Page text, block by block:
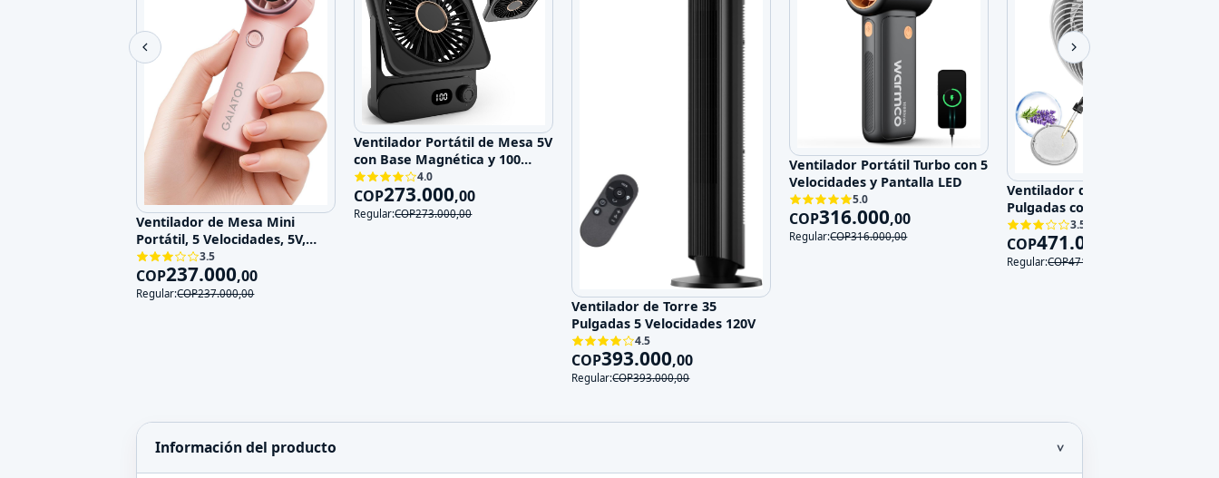
Ventilador de Mesa Mini
Portátil, 5 Velocidades, 5V,
Recargable
3.5
COP237.000,00
Regular:COP237.000,00
Ventilador Portátil de Mesa 5V
con Base Magnética y 100
Velocidades
4.0
COP273.000,00
Regular:COP273.000,00
Ventilador de Torre 35
Pulgadas 5 Velocidades 120V
4.5
COP393.000,00
Regular:COP393.000,00
Ventilador Portátil Turbo con 5
Velocidades y Pantalla LED
5.0
COP316.000,00
Regular:COP316.000,00
Ventilador de Pared 14
Pulgadas con Control Remoto,
3 Velocidades y 3 Modos, 120V
3.5
COP471.000
Regular:COP471.000
Información del producto